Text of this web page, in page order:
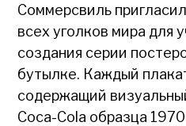
Соммерсвиль
всех уголков мира для
создания серии
бутылке. Каждый
содержащий
Coca-Cola образца